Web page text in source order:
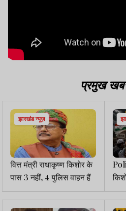
प्रमुख
झारखंड न्यूज़
वित्त मंत्री राधाकृष्ण किशोर के
पास 3 नहीं, 4 पुलिस वाहन हैं